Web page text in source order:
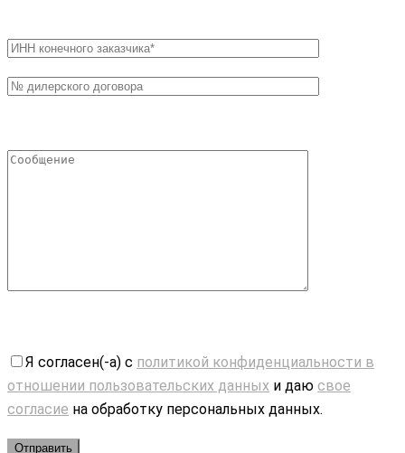
Я согласен(-а) с политикой конфиденциальности в
отношении пользовательских данных и даю свое
согласие на обработку персональных данных.